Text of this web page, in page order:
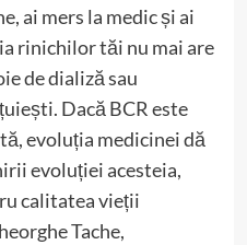
ai mers la medic și ai
rinichilor tăi nu mai are
de dializă sau
Dacă BCR este
evoluția medicinei dă
evoluției acesteia,
calitatea vieții
Tache,